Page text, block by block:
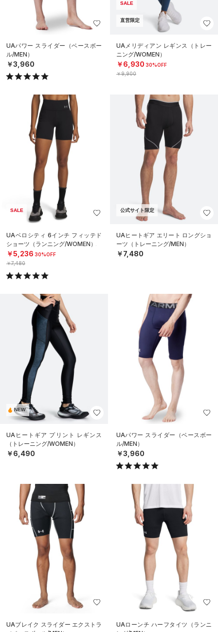
UAパワー スライダー（ベースボー
ル/MEN）
￥3,960
SALE
直営限定
UAメリディアン レギンス（トレー
ニング/WOMEN）
￥6,930 30%OFF
￥9,900
SALE
UAベロシティ 6インチ フィッテド
ショーツ（ランニング/WOMEN）
￥5,236 30%OFF
￥7,480
公式サイト限定
UAヒートギア エリート ロングショ
ーツ（トレーニング/MEN）
￥7,480
NEW
UAヒートギア プリント レギンス
（トレーニング/WOMEN）
￥6,490
UAパワー スライダー（ベースボー
ル/MEN）
￥3,960
UAブレイク スライダー エクストラ
UAローンチ ハーフタイツ（ランニ